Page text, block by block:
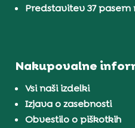
Predstavitev 37 pasem
Nakupovalne
Vsi naši izdelki
Izjava o zasebnosti
Obvestilo o piškotkih